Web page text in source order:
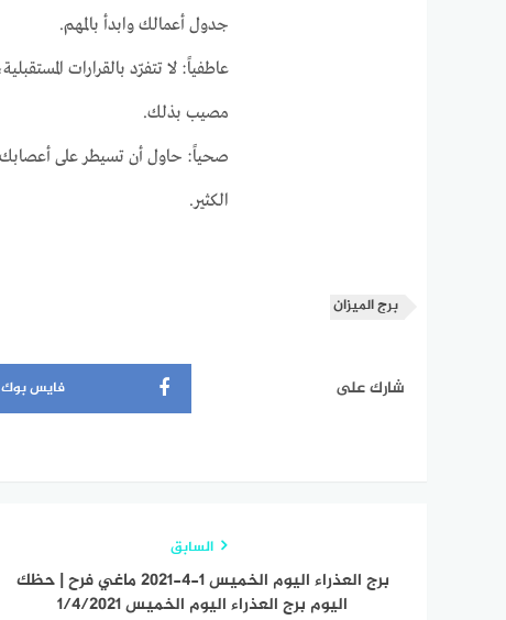
جدول أعمالك وابدأ بالمهم.
عاطفياً: لا تتفرّد بالقرارات
مصيب بذلك.
صحياً: حاول أن تسيطر على أعصابك
الكثير.
برج الميزان
شارك على فايس بوك
السابق
برج العذراء اليوم الخميس 1-4-2021 ماغي فرح | حظك
اليوم برج العذراء اليوم الخميس 1/4/2021